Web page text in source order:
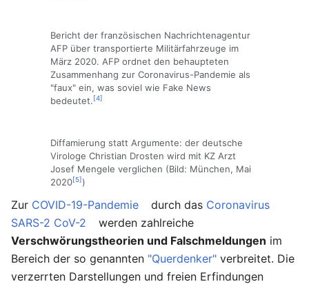
Bericht der französischen Nachrichtenagentur
AFP über transportierte Militärfahrzeuge im
März 2020. AFP ordnet den behaupteten
Zusammenhang zur Coronavirus-Pandemie als
"faux" ein, was soviel wie Fake News
bedeutet. [4]
Diffamierung statt Argumente: der deutsche
Virologe Christian Drosten wird mit KZ Arzt
Josef Mengele verglichen (Bild: München, Mai
2020[5])
Zur COVID-19-Pandemie durch das Coronavirus
SARS-2 CoV-2
werden zahlreiche
Verschwörungstheorien und Falschmeldungen im
Bereich der so genannten "Querdenker" verbreitet. Die
verzerrten Darstellungen und freien Erfindungen